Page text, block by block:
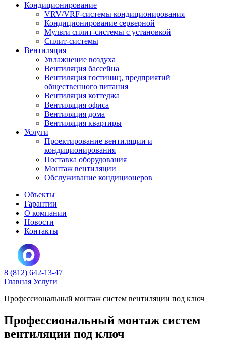
Кондиционирование
VRV/VRF-системы кондиционирования
Кондиционирование серверной
Мульти сплит-системы с установкой
Сплит-системы
Вентиляция
Увлажнение воздуха
Вентиляция бассейна
Вентиляция гостиниц, предприятий
общественного питания
Вентиляция коттеджа
Вентиляция офиса
Вентиляция дома
Вентиляция квартиры
Услуги
Проектирование вентиляции и
кондиционирования
Поставка оборудования
Монтаж вентиляции
Обслуживание кондиционеров
Объекты
Гарантии
О компании
Новости
Контакты
8 (812) 642-13-47
Главная Услуги
Профессиональный монтаж систем вентиляции под ключ
Профессиональный монтаж систем
вентиляции под ключ